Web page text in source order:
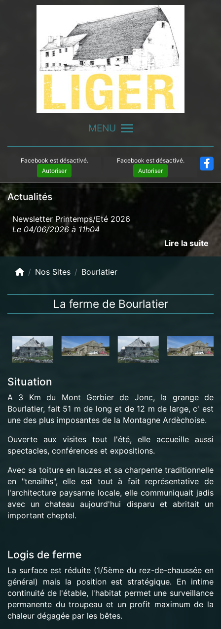
MENU
Facebook est désactivé.
Autoriser
Facebook est désactivé.
Autoriser
Actualités
Newsletter Printemps/Eté 2026
Le 04/06/2026 à 11h04
Lire la suite
Nos Sites Bourlatier
La ferme de Bourlatier
Situation
A 3 Km du Mont Gerbier de Jonc, la grange de
Bourlatier, fait 51 m de long et de 12 m de large, c' est
une des plus imposantes de la Montagne Ardèchoise.
Ouverte aux visites tout l'été, elle accueille aussi
spectacles, conférences et expositions.
Avec sa toiture en lauzes et sa charpente traditionnelle
en "tenailhs", elle est tout à fait représentative de
l'architecture paysanne locale, elle communiquait jadis
avec un chateau aujourd'hui disparu et abritait un
important cheptel.
Logis de ferme
La surface est réduite (1/5ème du rez-de-chaussée en
général) mais la position est stratégique. En intime
continuité de l'étable, l'habitat permet une surveillance
permanente du troupeau et un profit maximum de la
chaleur dégagée par les bêtes.
Panneau de gestion des cookies